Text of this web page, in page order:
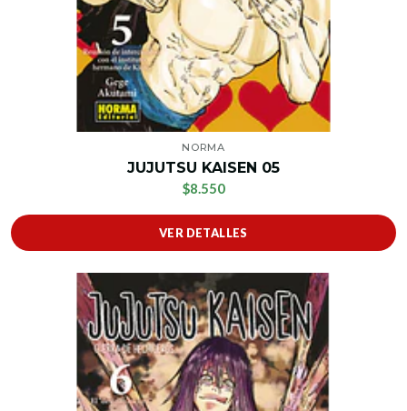
NORMA
JUJUTSU KAISEN 05
$8.550
VER DETALLES